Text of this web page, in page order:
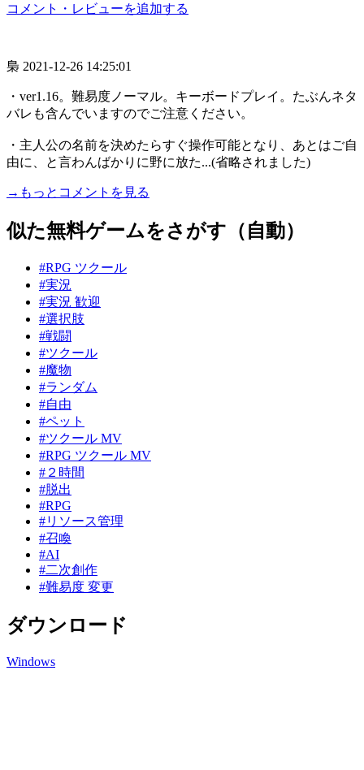
コメント・レビューを追加する
梟 2021-12-26 14:25:01
・ver1.16。難易度ノーマル。キーボードプレイ。たぶんネタ
バレも含んでいますのでご注意ください。
・主人公の名前を決めたらすぐ操作可能となり、あとはご自
由に、と言わんばかりに野に放た...(省略されました)
→もっとコメントを見る
似た無料ゲームをさがす（自動）
#RPG ツクール
#実況
#実況 歓迎
#選択肢
#戦闘
#ツクール
#魔物
#ランダム
#自由
#ペット
#ツクール MV
#RPG ツクール MV
#２時間
#脱出
#RPG
#リソース管理
#召喚
#AI
#二次創作
#難易度 変更
ダウンロード
Windows